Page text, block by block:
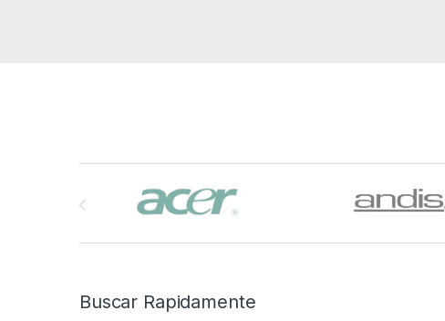
Buscar Rapidamente